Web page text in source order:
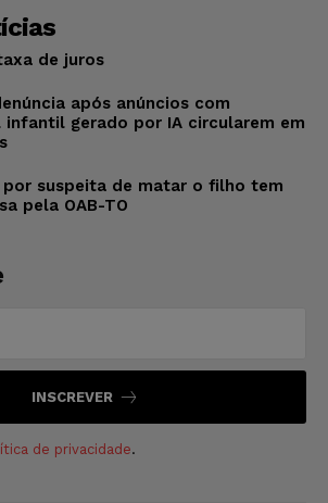
de juros
após anúncios com
infantil gerado por IA circularem em
por suspeita de matar o filho tem
pela OAB-TO
INSCREVER
de privacidade.